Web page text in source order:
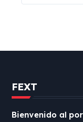
FEXT
Bienvenido al